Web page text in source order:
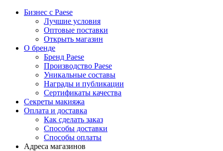
Бизнес с Paese
Лучшие условия
Оптовые поставки
Открыть магазин
О бренде
Бренд Paese
Производство Paese
Уникальные составы
Награды и публикации
Сертификаты качества
Секреты макияжа
Оплата и доставка
Как сделать заказ
Способы доставки
Способы оплаты
Адреса магазинов